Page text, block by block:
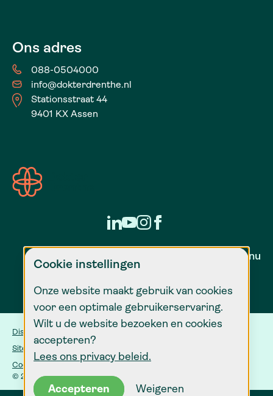
Cookie instellingen
Onze website maakt gebruik van cookies
voor een optimale gebruikerservaring.
Wilt u de website bezoeken en cookies
accepteren?
Lees ons privacy beleid.
Accepteren Weigeren
Ons adres
088-0504000
info@dokterdrenthe.nl
Stationsstraat 44
9401 KX Assen
Zorg voor nu
Disclaimer
Sitemap
Cookie instellingen
© 2026 Dokter Drenthe